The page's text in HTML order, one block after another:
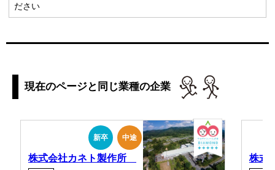
ださい
現在のページと同じ業種の企業
新卒 中途
株式会社カネト製作所 株式